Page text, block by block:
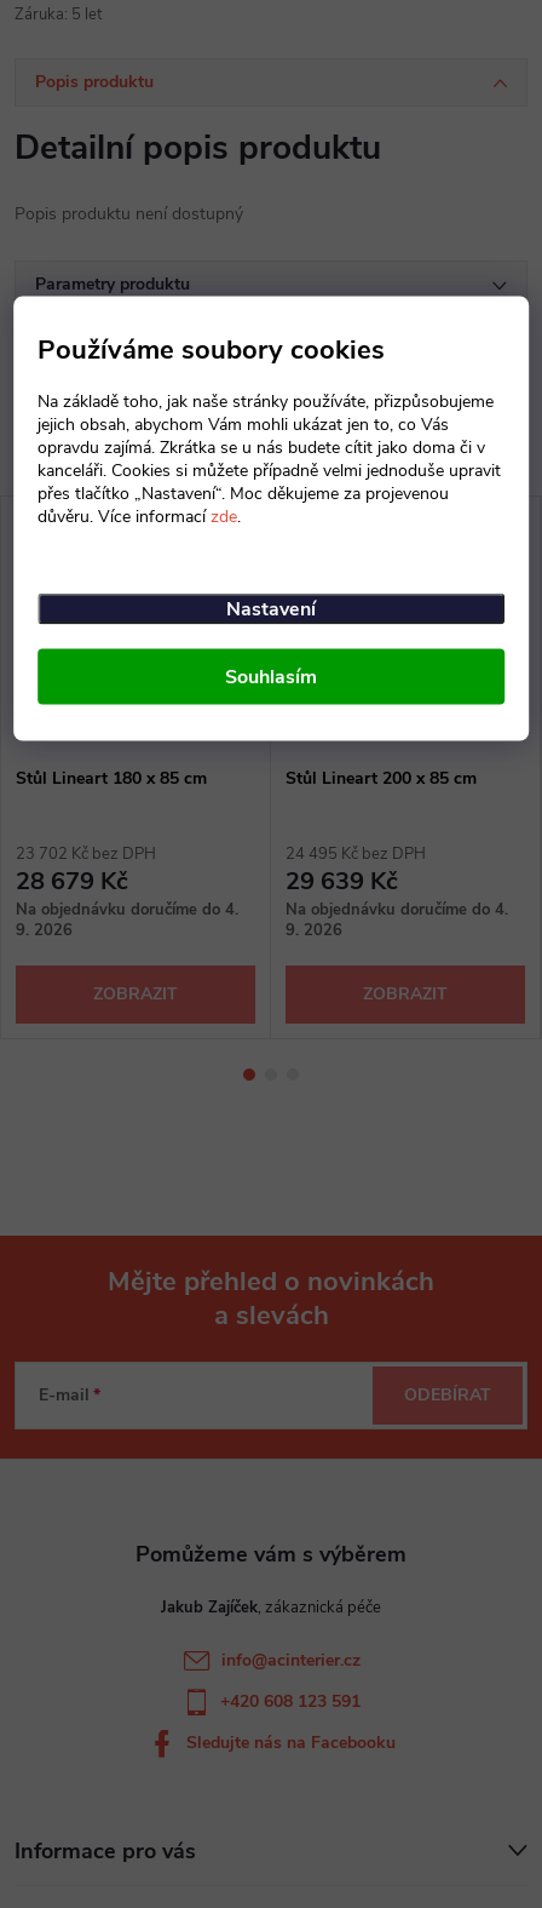
Používáme soubory cookies
Na základě toho, jak naše stránky používáte, přizpůsobujeme
jejich obsah, abychom Vám mohli ukázat jen to, co Vás
opravdu zajímá. Zkrátka se u nás budete cítit jako doma či v
kanceláři. Cookies si můžete případně velmi jednoduše upravit
přes tlačítko „Nastavení“. Moc děkujeme za projevenou
důvěru. Více informacízde.
Nastavení
Souhlasím
Záruka: 5 let
Popis produktu
Detailní popis produktu
Popis produktu není dostupný
Parametry produktu
Diskuse
Stůl Lineart 180 x 85 cm
23 702 Kč bez DPH
28 679 Kč
Na objednávku doručíme do 4.
9. 2026
ZOBRAZIT
Stůl Lineart 200 x 85 cm
24 495 Kč bez DPH
29 639 Kč
Na objednávku doručíme do 4.
9. 2026
ZOBRAZIT
p
Mějte přehled o novinkách
a slevách
E-mail ODEBÍRAT
Informace pro vás
Jakub Zajíček
info@acinterier.cz
+420 608 123 591
Sledujte nás na Facebooku